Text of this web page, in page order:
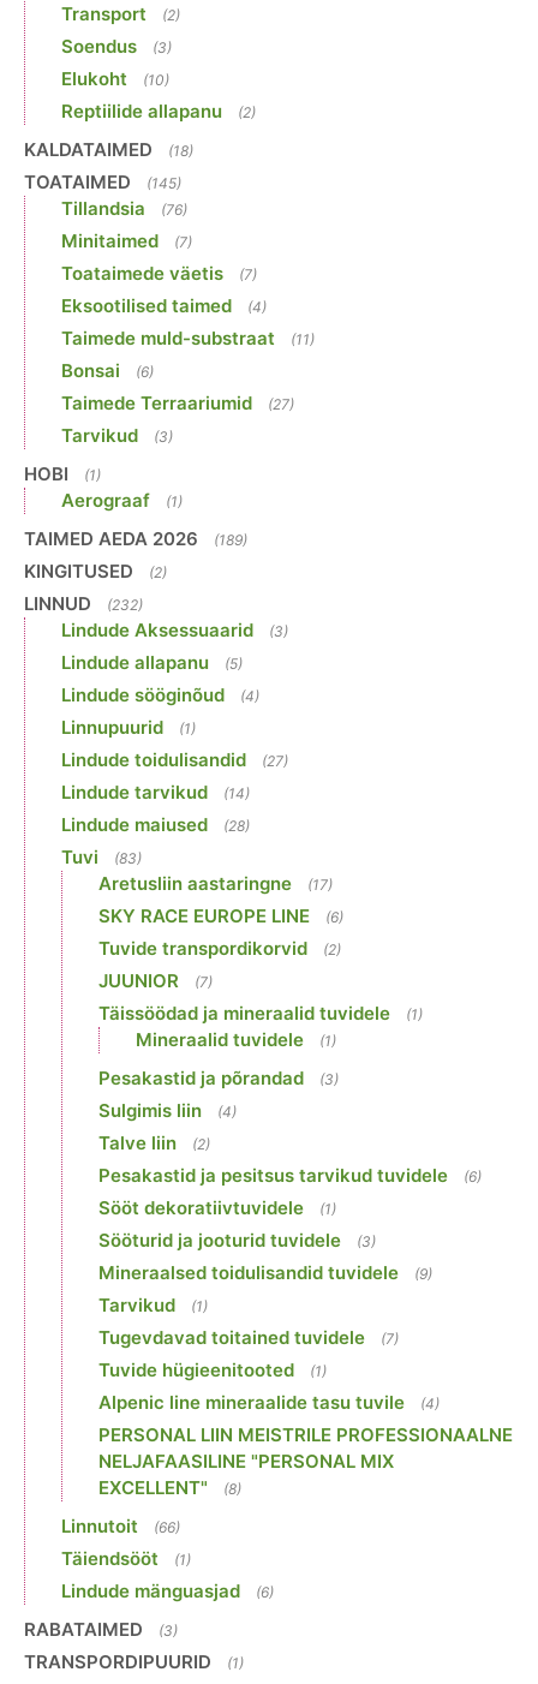
Transport (2)
Soendus (3)
Elukoht (10)
Reptiilide allapanu (2)
KALDATAIMED (18)
TOATAIMED (145)
Tillandsia (76)
Minitaimed (7)
Toataimede väetis (7)
Eksootilised taimed (4)
Taimede muld-substraat (11)
Bonsai (6)
Taimede Terraariumid (27)
Tarvikud (3)
HOBI (1)
Aerograaf (1)
TAIMED AEDA 2026 (189)
KINGITUSED (2)
LINNUD (232)
Lindude Aksessuaarid (3)
Lindude allapanu (5)
Lindude sööginõud (4)
Linnupuurid (1)
Lindude toidulisandid (27)
Lindude tarvikud (14)
Lindude maiused (28)
Tuvi (83)
Aretusliin aastaringne (17)
SKY RACE EUROPE LINE (6)
Tuvide transpordikorvid (2)
JUUNIOR (7)
Täissöödad ja mineraalid tuvidele (1)
Mineraalid tuvidele (1)
Pesakastid ja põrandad (3)
Sulgimis liin (4)
Talve liin (2)
Pesakastid ja pesitsus tarvikud tuvidele (6)
Sööt dekoratiivtuvidele (1)
Sööturid ja jooturid tuvidele (3)
Mineraalsed toidulisandid tuvidele (9)
Tarvikud (1)
Tugevdavad toitained tuvidele (7)
Tuvide hügieenitooted (1)
Alpenic line mineraalide tasu tuvile (4)
PERSONAL LIIN MEISTRILE PROFESSIONAALNE
NELJAFAASILINE "PERSONAL MIX
EXCELLENT"
(8)
Linnutoit (66)
Täiendsööt (1)
Lindude mänguasjad (6)
RABATAIMED (3)
TRANSPORDIPUURID (1)